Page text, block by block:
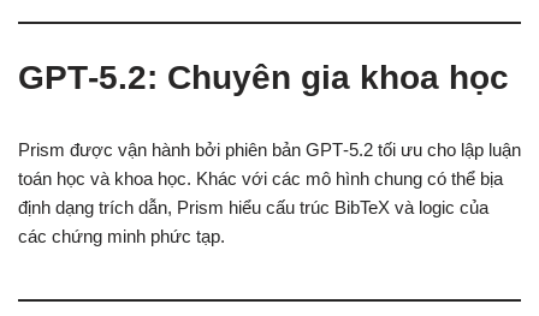
GPT‑5.2: Chuyên gia khoa học
Prism được vận hành bởi phiên bản GPT‑5.2 tối ưu cho lập luận
toán học và khoa học. Khác với các mô hình chung có thể bịa
định dạng trích dẫn, Prism hiểu cấu trúc BibTeX và logic của
các chứng minh phức tạp.